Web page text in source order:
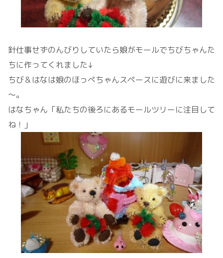
針仕事せずのんびりしていたら娘がモールでちびちゃんた
ちに作ってくれました↓
ちび＆はなは娘のほっぺちゃんスペースに遊びに来ました
～。
はなちゃん「私たちの後ろにあるモールツリーに注目して
ね！」